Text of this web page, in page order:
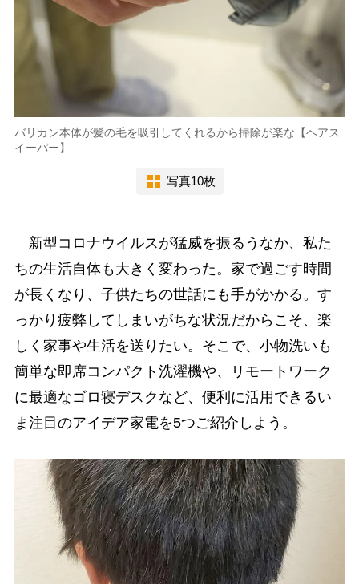
バリカン本体が髪の毛を吸引してくれるから掃除が楽な【ヘアス
イーパー】
写真10枚
新型コロナウイルスが猛威を振るうなか、私た
ちの生活自体も大きく変わった。家で過ごす時間
が長くなり、子供たちの世話にも手がかかる。す
っかり疲弊してしまいがちな状況だからこそ、楽
しく家事や生活を送りたい。そこで、小物洗いも
簡単な即席コンパクト洗濯機や、リモートワーク
に最適なゴロ寝デスクなど、便利に活用できるい
ま注目のアイデア家電を5つご紹介しよう。